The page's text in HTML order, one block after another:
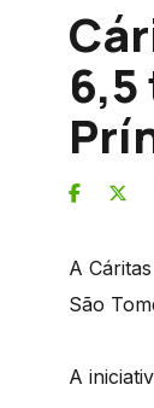
A
São
A